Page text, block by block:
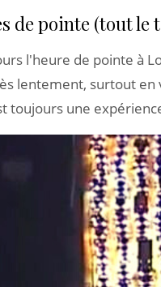
de pointe (tout le
l'heure de pointe à
lentement, surtout en
toujours une